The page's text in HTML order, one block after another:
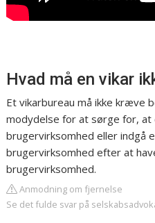
Hvad må en vikar
Et vikarbureau må ikke kræve
modydelse for at sørge for, at
brugervirksomhed eller indgå
brugervirksomhed efter at
brugervirksomhed.
Anmodning om fjernelse
Se det fulde svar på